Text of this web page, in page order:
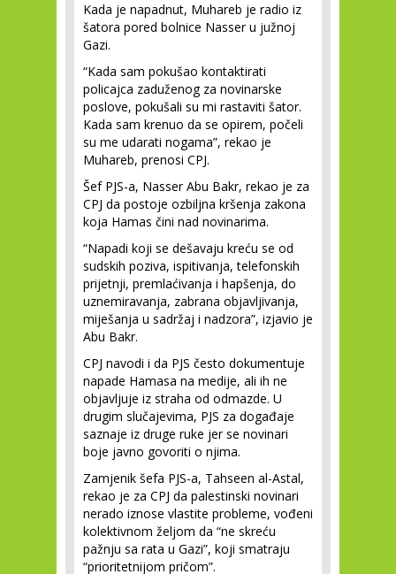
Kada je napadnut, Muhareb je radio iz
šatora pored bolnice Nasser u južnoj
Gazi.
“Kada sam pokušao kontaktirati
policajca zaduženog za novinarske
poslove, pokušali su mi rastaviti šator.
Kada sam krenuo da se opirem, počeli
su me udarati nogama”, rekao je
Muhareb, prenosi CPJ.
Šef PJS-a, Nasser Abu Bakr, rekao je za
CPJ da postoje ozbiljna kršenja zakona
koja Hamas čini nad novinarima.
“Napadi koji se dešavaju kreću se od
sudskih poziva, ispitivanja, telefonskih
prijetnji, premlaćivanja i hapšenja, do
uznemiravanja, zabrana objavljivanja,
miješanja u sadržaj i nadzora”, izjavio je
Abu Bakr.
CPJ navodi i da PJS često dokumentuje
napade Hamasa na medije, ali ih ne
objavljuje iz straha od odmazde. U
drugim slučajevima, PJS za događaje
saznaje iz druge ruke jer se novinari
boje javno govoriti o njima.
Zamjenik šefa PJS-a, Tahseen al-Astal,
rekao je za CPJ da palestinski novinari
nerado iznose vlastite probleme, vođeni
kolektivnom željom da “ne skreću
pažnju sa rata u Gazi”, koji smatraju
“prioritetnijom pričom”.